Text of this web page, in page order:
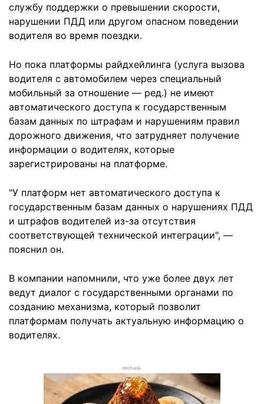
службу поддержки о превышении скорости,
нарушении ПДД или другом опасном поведении
водителя во время поездки.
Но пока платформы райдхейлинга (услуга вызова
водителя с автомобилем через специальный
мобильный за отношение — ред.) не имеют
автоматического доступа к государственным
базам данных по штрафам и нарушениям правил
дорожного движения, что затрудняет получение
информации о водителях, которые
зарегистрированы на платформе.
"У платформ нет автоматического доступа к
государственным базам данных о нарушениях ПДД
и штрафов водителей из-за отсутствия
соответствующей технической интеграции", —
пояснил он.
В компании напомнили, что уже более двух лет
ведут диалог с государственными органами по
созданию механизма, который позволит
платформам получать актуальную информацию о
водителях.
РЕКЛАМА